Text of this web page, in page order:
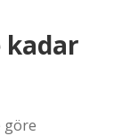
kadar
göre